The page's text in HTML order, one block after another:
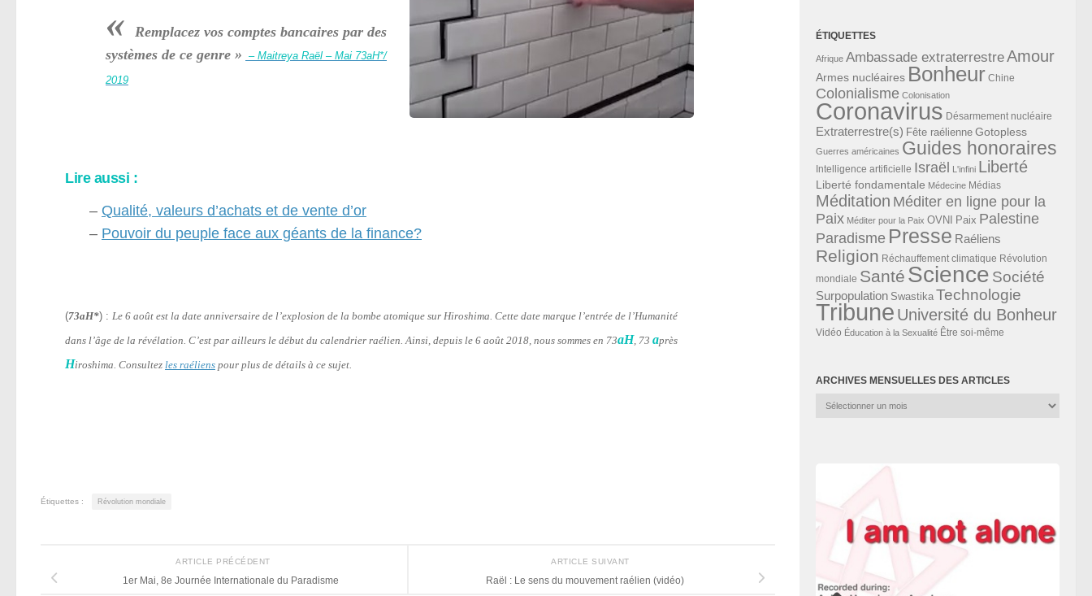
«
Remplacez vos comptes bancaires par des
systèmes de ce genre » – Maitreya Raël – Mai 73aH*/
2019
Lire aussi :
– Qualité, valeurs d’achats et de vente d’or
– Pouvoir du peuple face aux géants de la finance?
(73aH*) : Le 6 août est la date anniversaire de l’explosion de la bombe atomique sur Hiroshima. Cette date marque l’entrée de l’Humanité
dans l’âge de la révélation. C’est par ailleurs le début du calendrier raélien. Ainsi, depuis le 6 août 2018, nous sommes en 73aH , 73 après
Hiroshima. Consultez les raéliens pour plus de détails à ce sujet.
Étiquettes : Révolution mondiale
ARTICLE SUIVANT
Raël : Le sens du mouvement raélien (vidéo)
ARTICLE PRÉCÉDENT
1er Mai, 8e Journée Internationale du Paradisme
ÉTIQUETTES
Afrique Ambassade extraterrestreAmour
Armes nucléaires Bonheur Chine
Colonialisme Colonisation
Coronavirus Désarmement nucléaire
Extraterrestre(s) Fête raélienne Gotopless
Guerres américaines Guides honoraires
Intelligence artificielle Israël L'infini Liberté
Liberté fondamentale Médecine Médias
Méditation Méditer en ligne pour la
Paix Méditer pour la Paix OVNI Paix Palestine
Paradisme Presse Raéliens
Religion Réchauffement climatique Révolution
mondiale Santé Science Société
Surpopulation Swastika Technologie
Tribune Université du Bonheur
Vidéo Éducation à la Sexualité Être soi-même
ARCHIVES MENSUELLES DES ARTICLES
Archives